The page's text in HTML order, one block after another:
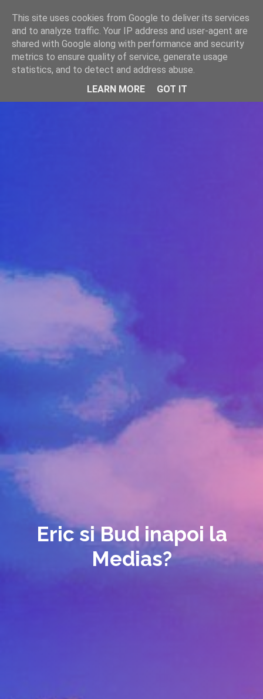
WWW.GAZISTI.RO
Eric si Bud inapoi la
Medias?
This site uses cookies from Google to deliver its services
and to analyze traffic. Your IP address and user-agent are
shared with Google along with performance and security
metrics to ensure quality of service, generate usage
statistics, and to detect and address abuse.
LEARN MORE
GOT IT